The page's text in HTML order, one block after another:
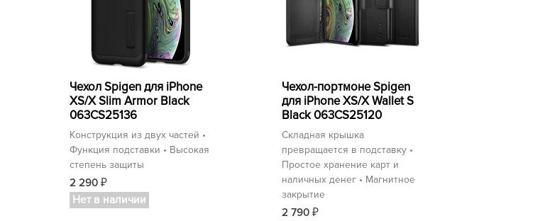
Чехол Spigen для iPhone
XS/X Slim Armor Black
063CS25136
Конструкция из двух частей •
Функция подставки • Высокая
степень защиты
2 290 ₽
Нет в наличии
Чехол-портмоне Spigen
для iPhone XS/X Wallet S
Black 063CS25120
Складная крышка
превращается в подставку •
Простое хранение карт и
наличных денег • Магнитное
закрытие
2 790 ₽